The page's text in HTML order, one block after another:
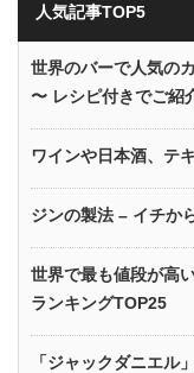
人気記事TOP5
世界のバーで人気の
〜 レシピ付きでご紹
ワインや日本酒、テ
ジンの製法 – イチか
世界で最も値段が高
ランキングTOP25
「ジャックダニエル